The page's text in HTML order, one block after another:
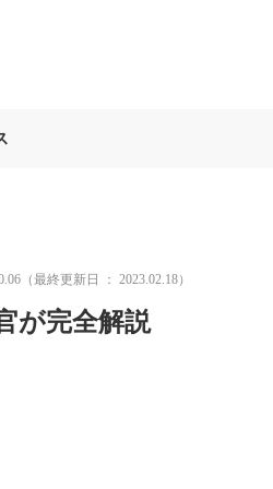
（最終更新日 ： 2023.02.18）
が完全解説